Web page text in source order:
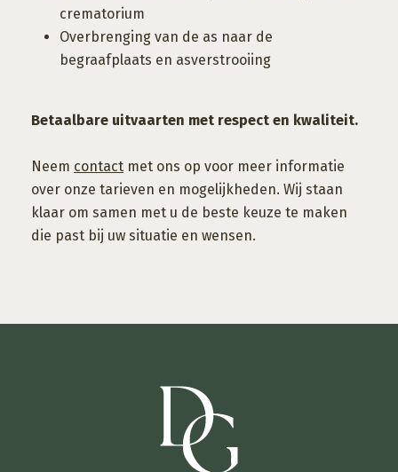
crematorium
Overbrenging van de as naar de
begraafplaats en asverstrooiing
Betaalbare uitvaarten met respect en kwaliteit.
Neem contact met ons op voor meer informatie
over onze tarieven en mogelijkheden. Wij staan
klaar om samen met u de beste keuze te maken
die past bij uw situatie en wensen.